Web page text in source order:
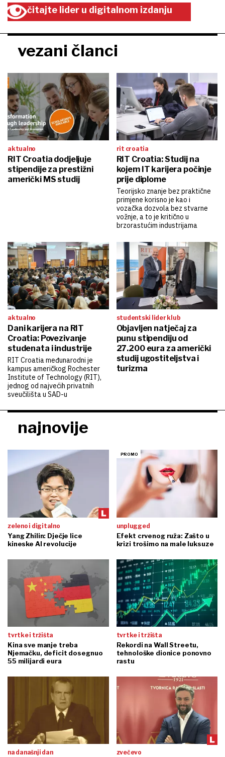
čitajte lider u digitalnom izdanju
vezani članci
aktualno
RIT Croatia dodjeljuje
stipendije za prestižni
američki MS studij
rit croatia
RIT Croatia: Studij na
kojem IT karijera počinje
prije diplome
Teorijsko znanje bez praktične
primjene korisno je kao i
vozačka dozvola bez stvarne
vožnje, a to je kritično u
brzorastućim industrijama
aktualno
Dani karijera na RIT
Croatia: Povezivanje
studenata i industrije
RIT Croatia međunarodni je
kampus američkog Rochester
Institute of Technology (RIT),
jednog od najvećih privatnih
sveučilišta u SAD-u
studentski lider klub
Objavljen natječaj za
punu stipendiju od
27.200 eura za američki
studij ugostiteljstva i
turizma
najnovije
zeleno i digitalno
Yang Zhilin: Dječje lice
kineske AI revolucije
unplugged
Efekt crvenog ruža: Zašto u
krizi trošimo na male luksuze
tvrtke i tržišta
Kina sve manje treba
Njemačku, deficit dosegnuo
55 milijardi eura
tvrtke i tržišta
Rekordi na Wall Streetu,
tehnološke dionice ponovno
rastu
na današnji dan zvečevo